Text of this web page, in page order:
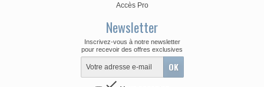
Accès Pro
Newsletter
Inscrivez-vous à notre newsletter
pour recevoir des offres exclusives